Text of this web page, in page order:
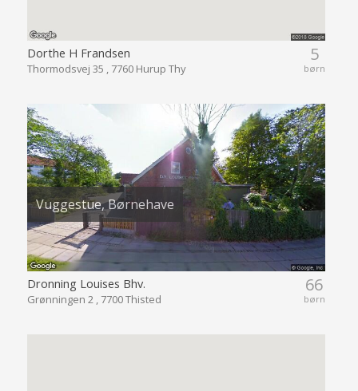
5
børn
Dorthe H Frandsen
Thormodsvej 35 , 7760 Hurup Thy
Vuggestue, Børnehave
66
børn
Dronning Louises Bhv.
Grønningen 2 , 7700 Thisted